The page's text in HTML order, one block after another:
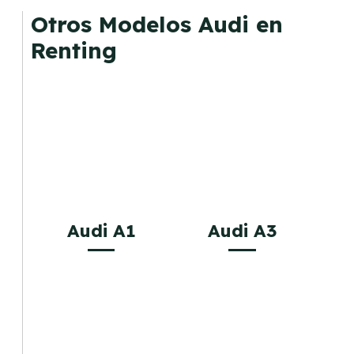
gusta cambiar de coche cada pocos años.
Otros Modelos Audi en
Renting
Audi A1 Audi A3